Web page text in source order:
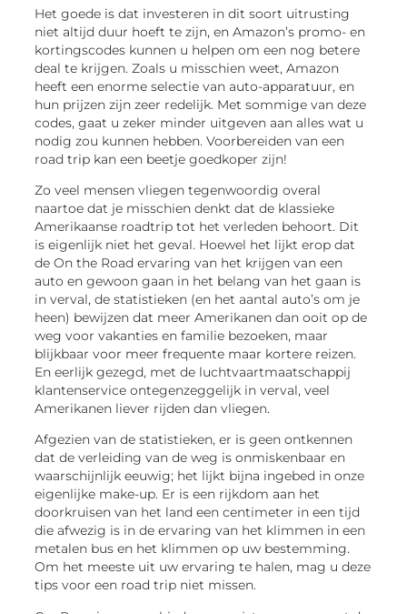
Het goede is dat investeren in dit soort uitrusting
niet altijd duur hoeft te zijn, en Amazon’s promo- en
kortingscodes kunnen u helpen om een nog betere
deal te krijgen. Zoals u misschien weet, Amazon
heeft een enorme selectie van auto-apparatuur, en
hun prijzen zijn zeer redelijk. Met sommige van deze
codes, gaat u zeker minder uitgeven aan alles wat u
nodig zou kunnen hebben. Voorbereiden van een
road trip kan een beetje goedkoper zijn!
Zo veel mensen vliegen tegenwoordig overal
naartoe dat je misschien denkt dat de klassieke
Amerikaanse roadtrip tot het verleden behoort. Dit
is eigenlijk niet het geval. Hoewel het lijkt erop dat
de On the Road ervaring van het krijgen van een
auto en gewoon gaan in het belang van het gaan is
in verval, de statistieken (en het aantal auto’s om je
heen) bewijzen dat meer Amerikanen dan ooit op de
weg voor vakanties en familie bezoeken, maar
blijkbaar voor meer frequente maar kortere reizen.
En eerlijk gezegd, met de luchtvaartmaatschappij
klantenservice ontegenzeggelijk in verval, veel
Amerikanen liever rijden dan vliegen.
Afgezien van de statistieken, er is geen ontkennen
dat de verleiding van de weg is onmiskenbaar en
waarschijnlijk eeuwig; het lijkt bijna ingebed in onze
eigenlijke make-up. Er is een rijkdom aan het
doorkruisen van het land een centimeter in een tijd
die afwezig is in de ervaring van het klimmen in een
metalen bus en het klimmen op uw bestemming.
Om het meeste uit uw ervaring te halen, mag u deze
tips voor een road trip niet missen.